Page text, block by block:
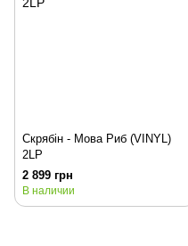
Скрябін - Мова Риб (VINYL)
2LP
2 899 грн
В наличии